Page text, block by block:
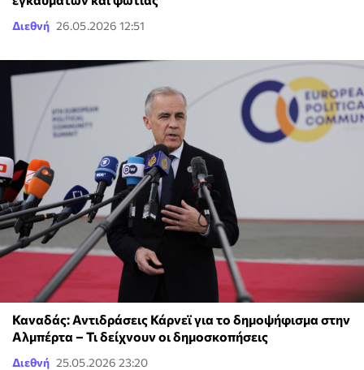
Διεθνή 26.05.2026 12:51
Καναδάς: Αντιδράσεις Κάρνεϊ για το δημοψήφισμα στην
Αλμπέρτα – Τι δείχνουν οι δημοσκοπήσεις
Διεθνή 25.05.2026 23:20